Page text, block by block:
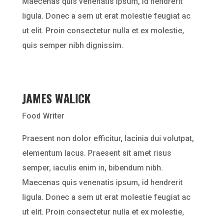
ligula. Donec a sem ut erat molestie feugiat ac
ut elit. Proin consectetur nulla et ex molestie,
quis semper nibh dignissim.
JAMES WALICK
Food Writer
Praesent non dolor efficitur, lacinia dui volutpat,
elementum lacus. Praesent sit amet risus
semper, iaculis enim in, bibendum nibh.
Maecenas quis venenatis ipsum, id hendrerit
ligula. Donec a sem ut erat molestie feugiat ac
ut elit. Proin consectetur nulla et ex molestie,